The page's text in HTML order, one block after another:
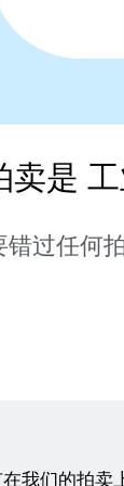
卖是
错过任何
我们的拍卖